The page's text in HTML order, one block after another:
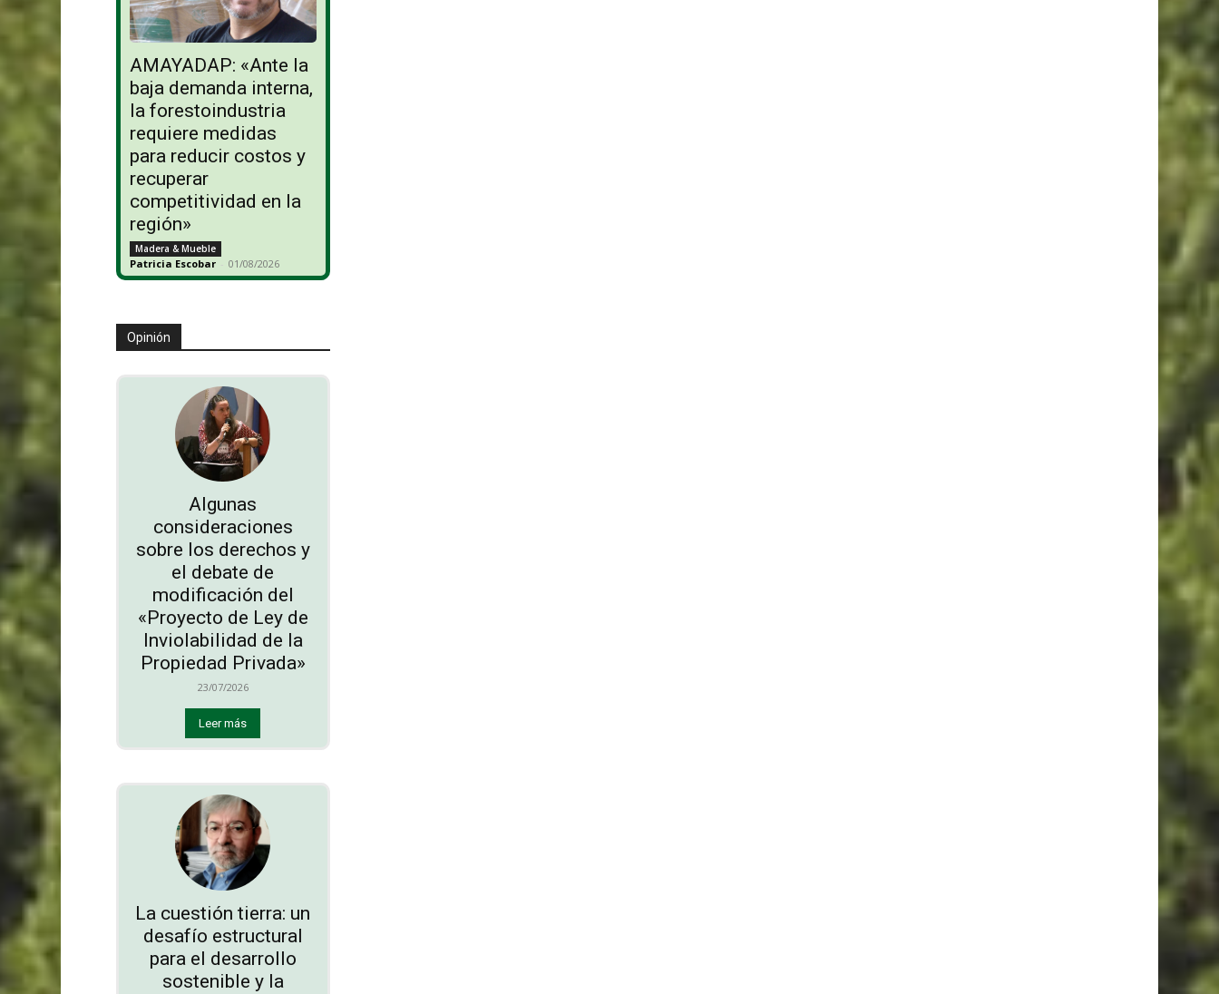
AMAYADAP: «Ante la
baja demanda interna,
la forestoindustria
requiere medidas
para reducir costos y
recuperar
competitividad en la
región»
Madera & Mueble
Patricia Escobar - 01/08/2026
Opinión
Algunas
consideraciones
sobre los derechos y
el debate de
modificación del
«Proyecto de Ley de
Inviolabilidad de la
Propiedad Privada»
23/07/2026
Leer más
La cuestión tierra: un
desafío estructural
para el desarrollo
sostenible y la